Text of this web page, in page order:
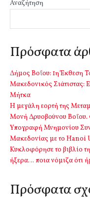
Αναζήτηση
Πρόσφατα
Δήμος Βοΐου: 1η Έκθεση
Μακεδονικός Σιάτιστας:
Μήτκα
Η μεγάλη εορτή της
Μονή Δρυοβούνου Βοΐου.
Υπογραφή Μνημονίου
Μακεδονίας με το
Κυκλοφόρησε το βιβλίο
ήξερα… ποια νόμιζα ότι
Πρόσφατα